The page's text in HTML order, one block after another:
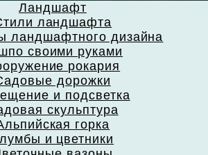
Ландшафт
ландшафта
ландшафтного дизайна
своими руками
рокария
дорожки
и подсветка
скульптура
горка
и цветники